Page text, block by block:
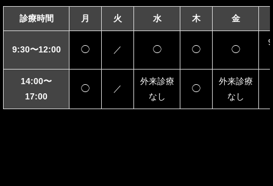
診療時間 月 火 水 木 金
9:30〜12:00 ◯ ／ ◯ ◯ ◯
14:00〜
17:00
◯ ／
外来診療
なし
◯
外来診療
なし